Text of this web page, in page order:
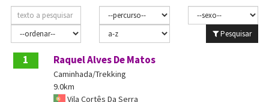
Pesquisar
1 Raquel Alves De Matos
Caminhada/Trekking
9.0km
Vila Cortês Da Serra